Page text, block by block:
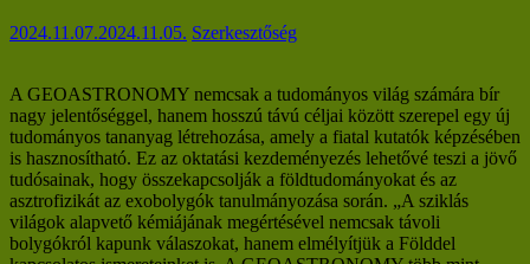
2024.11.07.2024.11.05. Szerkesztőség
A GEOASTRONOMY nemcsak a tudományos világ számára bír
nagy jelentőséggel, hanem hosszú távú céljai között szerepel egy új
tudományos tananyag létrehozása, amely a fiatal kutatók képzésében
is hasznosítható. Ez az oktatási kezdeményezés lehetővé teszi a jövő
tudósainak, hogy összekapcsolják a földtudományokat és az
asztrofizikát az exobolygók tanulmányozása során. „A sziklás
világok alapvető kémiájának megértésével nemcsak távoli
bolygókról kapunk válaszokat, hanem elmélyítjük a Földdel